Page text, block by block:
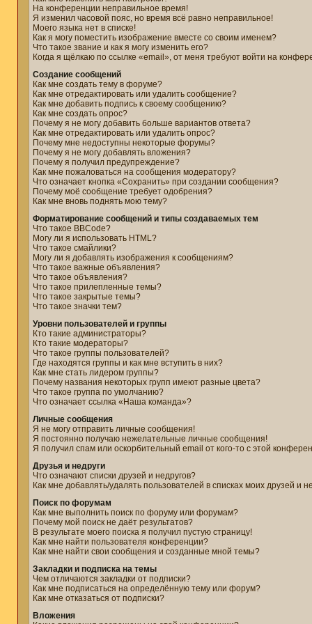
На конференции неправильное время!
Я изменил часовой пояс, но время всё равно неправильное!
Моего языка нет в списке!
Как я могу поместить изображение вместе со своим именем?
Что такое звание и как я могу изменить его?
Когда я щёлкаю по ссылке «email», от меня требуют войти на
Создание сообщений
Как мне создать тему в форуме?
Как мне отредактировать или удалить сообщение?
Как мне добавить подпись к своему сообщению?
Как мне создать опрос?
Почему я не могу добавить больше вариантов ответа?
Как мне отредактировать или удалить опрос?
Почему мне недоступны некоторые форумы?
Почему я не могу добавлять вложения?
Почему я получил предупреждение?
Как мне пожаловаться на сообщения модератору?
Что означает кнопка «Сохранить» при создании сообщения?
Почему моё сообщение требует одобрения?
Как мне вновь поднять мою тему?
Форматирование сообщений и типы создаваемых тем
Что такое BBCode?
Могу ли я использовать HTML?
Что такое смайлики?
Могу ли я добавлять изображения к сообщениям?
Что такое важные объявления?
Что такое объявления?
Что такое прилепленные темы?
Что такое закрытые темы?
Что такое значки тем?
Уровни пользователей и группы
Кто такие администраторы?
Кто такие модераторы?
Что такое группы пользователей?
Где находятся группы и как мне вступить в них?
Как мне стать лидером группы?
Почему названия некоторых групп имеют разные цвета?
Что такое группа по умолчанию?
Что означает ссылка «Наша команда»?
Личные сообщения
Я не могу отправить личные сообщения!
Я постоянно получаю нежелательные личные сообщения!
Я получил спам или оскорбительный email от кого-то с этой
Друзья и недруги
Что означают списки друзей и недругов?
Как мне добавлять/удалять пользователей в списках моих друзей и
Поиск по форумам
Как мне выполнить поиск по форуму или форумам?
Почему мой поиск не даёт результатов?
В результате моего поиска я получил пустую страницу!
Как мне найти пользователя конференции?
Как мне найти свои сообщения и созданные мной темы?
Закладки и подписка на темы
Чем отличаются закладки от подписки?
Как мне подписаться на определённую тему или форум?
Как мне отказаться от подписки?
Вложения